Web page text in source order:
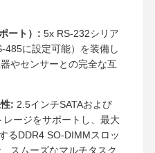
ート）: 5x RS-232シリア
485に設定可能）を装備し
やセンサーとの完全な互
: 2.5インチSATAおよび
レージをサポートし、最大
るDDR4 SO-DIMMスロッ
スムーズなマルチタスク